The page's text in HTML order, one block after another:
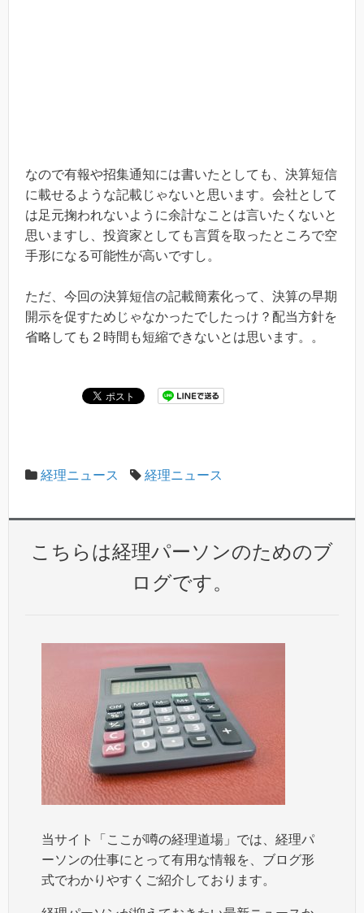
なので有報や招集通知には書いたとしても、決算短信
に載せるような記載じゃないと思います。会社として
は足元掬われないように余計なことは言いたくないと
思いますし、投資家としても言質を取ったところで空
手形になる可能性が高いですし。
ただ、今回の決算短信の記載簡素化って、決算の早期
開示を促すためじゃなかったでしたっけ？配当方針を
省略しても２時間も短縮できないとは思います。。
経理ニュース 経理ニュース
こちらは経理パーソンのためのブ
ログです。
当サイト「ここが噂の経理道場」では、経理パ
ーソンの仕事にとって有用な情報を、ブログ形
式でわかりやすくご紹介しております。